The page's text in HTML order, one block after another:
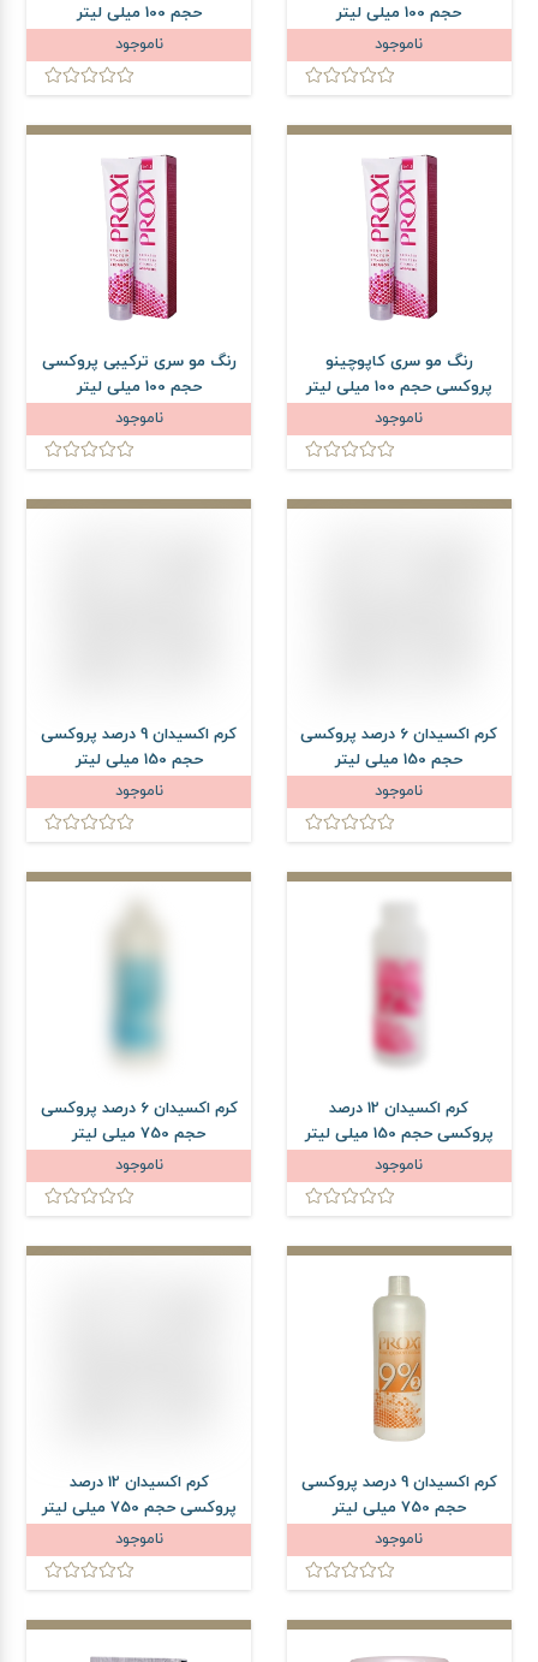
حجم 100 میلی لیتر
ناموجود
حجم 100 میلی لیتر
ناموجود
رنگ مو سری کاپوچینو
پروکسی حجم 100 میلی لیتر
ناموجود
رنگ مو سری ترکیبی پروکسی
حجم 100 میلی لیتر
ناموجود
کرم اکسیدان 6 درصد پروکسی
حجم 150 میلی لیتر
ناموجود
کرم اکسیدان 9 درصد پروکسی
حجم 150 میلی لیتر
ناموجود
کرم اکسیدان 12 درصد
پروکسی حجم 150 میلی لیتر
ناموجود
کرم اکسیدان 6 درصد پروکسی
حجم 750 میلی لیتر
ناموجود
کرم اکسیدان 9 درصد پروکسی
حجم 750 میلی لیتر
ناموجود
کرم اکسیدان 12 درصد
پروکسی حجم 750 میلی لیتر
ناموجود